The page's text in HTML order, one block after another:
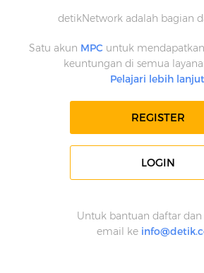
detikNetwork adalah bagian
Satu akun MPC untuk
keuntungan di semua
Pelajari lebih
REGISTER
LOGIN
Untuk bantuan daftar dan
email ke